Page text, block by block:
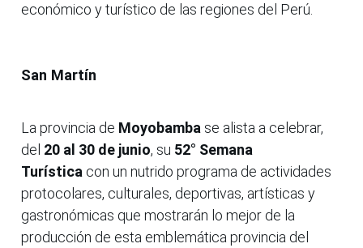
económico y turístico de las regiones del Perú.
San Martín
La provincia de Moyobamba se alista a celebrar,
del 20 al 30 de junio, su 52° Semana
Turística con un nutrido programa de actividades
protocolares, culturales, deportivas, artísticas y
gastronómicas que mostrarán lo mejor de la
producción de esta emblemática provincia del